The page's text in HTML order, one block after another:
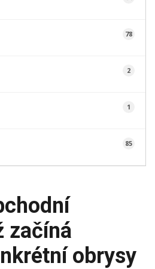
78
2
1
85
začíná
obrysy